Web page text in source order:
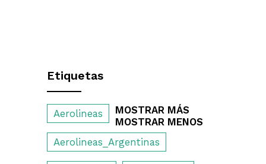
Etiquetas
Aerolineas
Aerolineas_Argentinas
MOSTRAR MÁS
MOSTRAR MENOS